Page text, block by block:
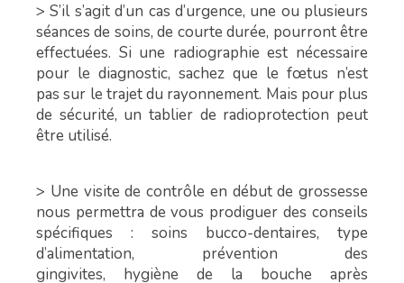
> S’il s’agit d’un cas d’urgence, une ou plusieurs
séances de soins, de courte durée, pourront être
effectuées. Si une radiographie est nécessaire
pour le diagnostic, sachez que le fœtus n’est
pas sur le trajet du rayonnement. Mais pour plus
de sécurité, un tablier de radioprotection peut
être utilisé.
> Une visite de contrôle en début de grossesse
nous permettra de vous prodiguer des conseils
spécifiques : soins bucco-dentaires, type
d’alimentation, prévention des
gingivites, hygiène de la bouche après